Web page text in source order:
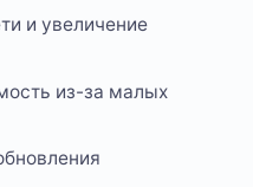
и увеличение
из-за малых